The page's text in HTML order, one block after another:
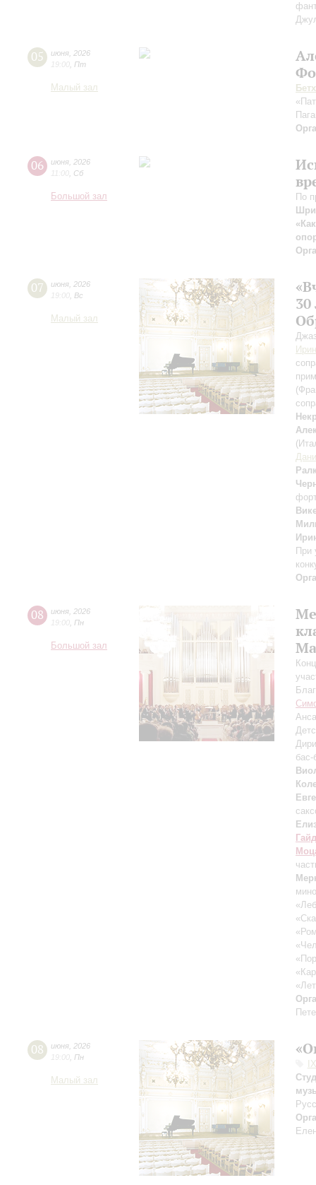
05 июня 2026
19:00 Пт
Малый зал
06 июня 2026
11:00 Сб
Большой зал
По
07 июня 2026
19:00 Вс
Малый зал
При
08 июня 2026
19:00 Пн
Большой зал
08 июня 2026
19:00 Пн
Малый зал